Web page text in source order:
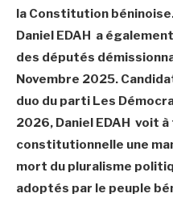
la Constitution
Daniel EDAH a
des députés
Novembre 2025.
duo du parti Les
2026, Daniel EDAH voit
constitutionnelle une
mort du pluralisme
adoptés par le peuple